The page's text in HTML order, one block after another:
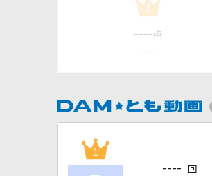
1
---- 点
----
1
---- 回